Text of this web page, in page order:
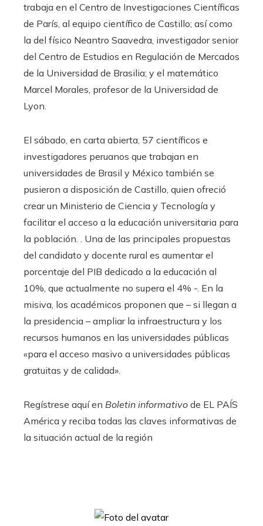
trabaja en el Centro de Investigaciones Científicas
de París, al equipo científico de Castillo; así como
la del físico Neantro Saavedra, investigador senior
del Centro de Estudios en Regulación de Mercados
de la Universidad de Brasilia; y el matemático
Marcel Morales, profesor de la Universidad de
Lyon.
El sábado, en carta abierta, 57 científicos e
investigadores peruanos que trabajan en
universidades de Brasil y México también se
pusieron a disposición de Castillo, quien ofreció
crear un Ministerio de Ciencia y Tecnología y
facilitar el acceso a la educación universitaria para
la población. . Una de las principales propuestas
del candidato y docente rural es aumentar el
porcentaje del PIB dedicado a la educación al
10%, que actualmente no supera el 4% -. En la
misiva, los académicos proponen que – si llegan a
la presidencia – ampliar la infraestructura y los
recursos humanos en las universidades públicas
«para el acceso masivo a universidades públicas
gratuitas y de calidad».
Regístrese aquí en Boletin informativo de EL PAÍS
América y reciba todas las claves informativas de
la situación actual de la región